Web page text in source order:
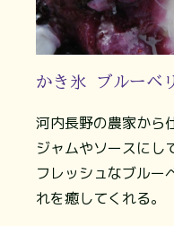
かき氷 ブルーベ
河内長野の農家から
ジャムやソースにし
フレッシュなブルー
れを癒してくれる。